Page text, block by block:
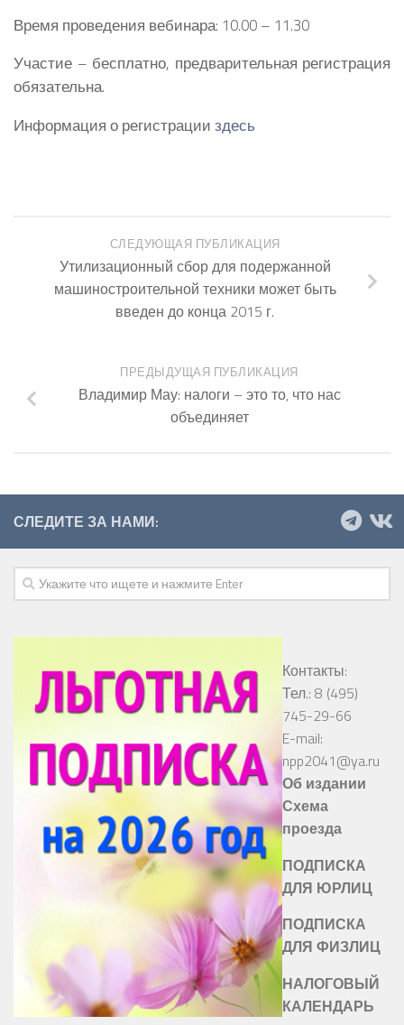
Время проведения вебинара: 10.00 – 11.30
Участие – бесплатно, предварительная регистрация
обязательна.
Информация о регистрации здесь
СЛЕДУЮЩАЯ ПУБЛИКАЦИЯ
Утилизационный сбор для подержанной
машиностроительной техники может быть
введен до конца 2015 г.
ПРЕДЫДУЩАЯ ПУБЛИКАЦИЯ
Владимир Мау: налоги – это то, что нас
объединяет
СЛЕДИТЕ ЗА НАМИ:
Контакты:
Тел.: 8 (495)
745-29-66
E-mail:
npp2041@ya.ru
Об издании
Схема
проезда
ПОДПИСКА
ДЛЯ ЮРЛИЦ
ПОДПИСКА
ДЛЯ ФИЗЛИЦ
НАЛОГОВЫЙ
КАЛЕНДАРЬ